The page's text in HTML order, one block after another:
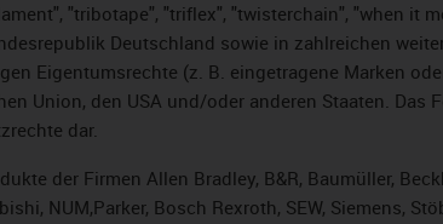
"tribotape", "triflex", "twisterchain", "when it
Deutschland sowie in zahlreichen
Eigentumsrechte (z. B. eingetragene Marken
Union, den USA und/oder anderen Staaten.
dar.
der Firmen Allen Bradley, B&R, Baumüller,
NUM,Parker, Bosch Rexroth, SEW, Siemens,